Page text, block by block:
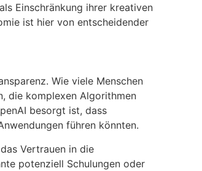
Einschränkung ihrer kreativen
ist hier von entscheidender
Wie viele Menschen
die komplexen Algorithmen
besorgt ist, dass
führen könnten.
Vertrauen in die
potenziell Schulungen oder